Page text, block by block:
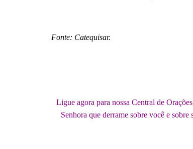
Fonte: Catequisar.
Ligue agora para nossa Central de
Senhora que derrame sobre você e